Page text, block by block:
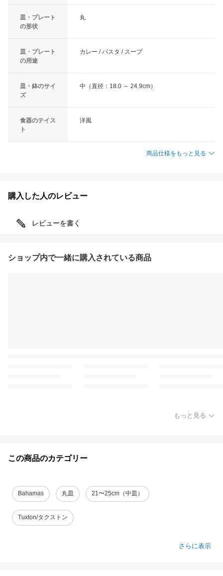
皿・プレート
の形状
丸
皿・プレート
の用途
カレー / パスタ / スープ
皿・鉢のサイ
ズ
中（直径：18.0 ～ 24.9cm）
食器のテイス
ト
洋風
商品仕様をもっと見る
購入した人のレビュー
レビューを書く
ショップ内で一緒に購入されている商品
もっと見る
この商品のカテゴリー
Bahamas 丸皿 21〜25cm（中皿）
Tuxton/タクストン
さらに表示